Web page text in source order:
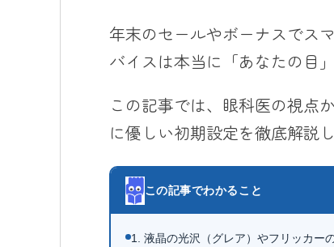
年末のセールやボーナスでス
バイスは本当に「あなたの目
この記事では、眼科医の視点
に優しい初期設定を徹底解説し
この記事でわかること
1. 液晶の光沢（グレア）やフリッカー